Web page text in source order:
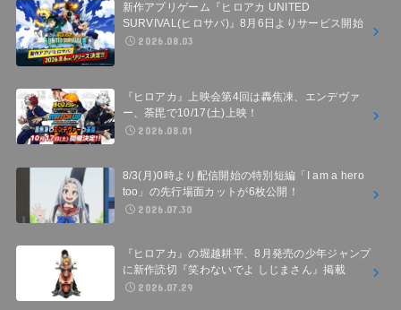
新作アプリゲーム『ヒロアカ UNITED
SURVIVAL(ヒロサバ)』8月6日よりサービス開始
2026.08.03
『ヒロアカ』上映会第4回は轟焦凍、エンデヴァ
ー、荼毘で10/17(土)上映！
2026.08.01
8/3(月)0時より配信開始の特別短編「I am a hero
too」の先行場面カットが6枚公開！
2026.07.30
『ヒロアカ』の堀越耕平、8月発売の少年ジャンプ
に新作読切『笑わないでよ しじまさん』掲載
2026.07.29